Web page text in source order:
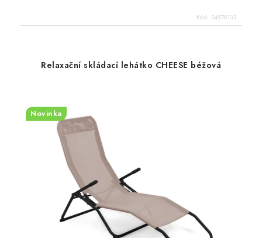
Kód: 34570133
Relaxační skládací lehátko CHEESE béžová
Novinka